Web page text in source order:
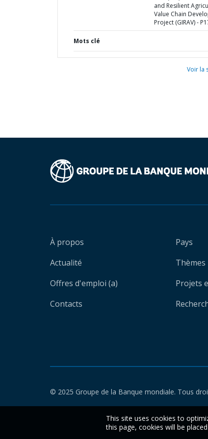
and Resilient
Value Chain
Project (GIRAV) -
Mots clé
Voir la
À propos
Actualité
Offres d'emploi (a)
Contacts
Pays
Thèmes
Projets
© 2025 Groupe de la Banque mondiale. Tous
This site uses cookies to
this page, cookies will be